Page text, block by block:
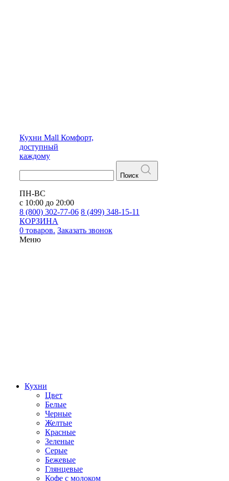
Кухни Mall Комфорт,
доступный
каждому
Поиск
ПН-ВС
с 10:00 до 20:00
8 (800) 302-77-06 8 (499) 348-15-11
КОРЗИНА
0 товаров. Заказать звонок
Меню
Кухни
Цвет
Белые
Черные
Желтые
Красные
Зеленые
Серые
Бежевые
Глянцевые
Кофе с молоком